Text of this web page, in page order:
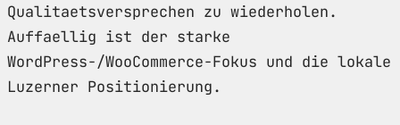
Qualitaetsversprechen zu wiederholen.
Auffaellig ist der starke
WordPress-/WooCommerce-Fokus und die lokale
Luzerner Positionierung.